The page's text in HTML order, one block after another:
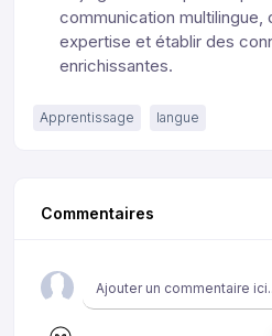
communication multilingue,
expertise et établir des
enrichissantes.
Apprentissage langue
Commentaires